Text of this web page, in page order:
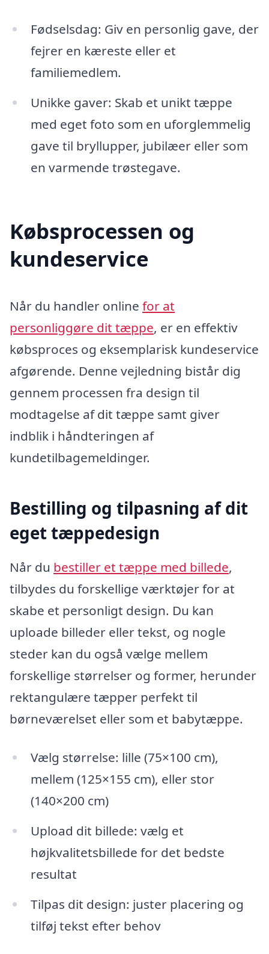
Fødselsdag: Giv en personlig gave, der
fejrer en kæreste eller et
familiemedlem.
Unikke gaver: Skab et unikt tæppe
med eget foto som en uforglemmelig
gave til bryllupper, jubilæer eller som
en varmende trøstegave.
Købsprocessen og
kundeservice
Når du handler online for at
personliggøre dit tæppe, er en effektiv
købsproces og eksemplarisk kundeservice
afgørende. Denne vejledning bistår dig
gennem processen fra design til
modtagelse af dit tæppe samt giver
indblik i håndteringen af
kundetilbagemeldinger.
Bestilling og tilpasning af dit
eget tæppedesign
Når du bestiller et tæppe med billede,
tilbydes du forskellige værktøjer for at
skabe et personligt design. Du kan
uploade billeder eller tekst, og nogle
steder kan du også vælge mellem
forskellige størrelser og former, herunder
rektangulære tæpper perfekt til
børneværelset eller som et babytæppe.
Vælg størrelse: lille (75×100 cm),
mellem (125×155 cm), eller stor
(140×200 cm)
Upload dit billede: vælg et
højkvalitetsbillede for det bedste
resultat
Tilpas dit design: juster placering og
tilføj tekst efter behov